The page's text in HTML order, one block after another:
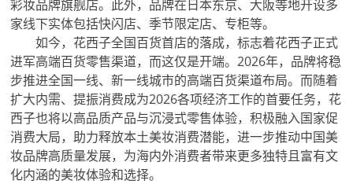
彩妆品牌旗舰店。此外，品牌在日本东京、大阪等地开设多
家线下实体包括快闪店、季节限定店、专柜等。
如今，花西子全国百货首店的落成，标志着花西子正式
进军高端百货零售渠道，而这仅是开端。2026年，品牌将稳
步推进全国一线、新一线城市的高端百货渠道布局。而随着
扩大内需、提振消费成为2026各项经济工作的首要任务，花
西子也将以高品质产品与沉浸式零售体验，积极融入国家促
消费大局，助力释放本土美妆消费潜能，进一步推动中国美
妆品牌高质量发展，为海内外消费者带来更多独特且富有文
化内涵的美妆体验和选择。